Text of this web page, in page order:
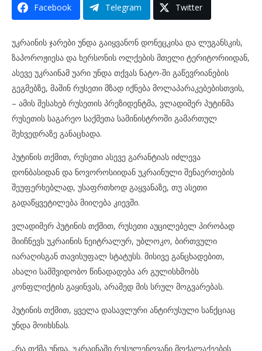
Facebook Telegram Twitter
უკრაინის ჯარები უნდა გაიყვანონ დონეცკისა და ლუგანსკის,
ზაპოროჟიესა და ხერსონის ოლქების მთელი ტერიტორიიდან,
ასევე უკრაინამ უარი უნდა თქვას ნატო-ში გაწევრიანების
გეგმებზე, მაშინ რუსეთი მზად იქნება მოლაპარაკებებისთვის,
– ამის შესახებ რუსეთის პრეზიდენტმა, ვლადიმერ პუტინმა
რუსეთის საგარეო საქმეთა სამინისტროში გამართულ
შეხვედრაზე განაცხადა.
პუტინის თქმით, რუსეთი ასევე გარანტიას იძლევა
დონბასიდან და ნოვოროსიიდან უკრაინული შენაერთების
შეუფერხებლად, უსაფრთხოდ გაყვანაზე, თუ ასეთი
გადაწყვეტილება მიიღება კიევში.
ვლადიმერ პუტინის თქმით, რუსეთი აუცილებელ პირობად
მიიჩნევს უკრაინის ნეიტრალურ, უბლოკო, ბირთვული
იარაღისგან თავისუფალ სტატუსს. მისივე განცხადებით,
ახალი სამშვიდობო წინადადება არ გულისხმობს
კონფლიქტის გაყინვას, არამედ მის სრულ მოგვარებას.
პუტინის თქმით, ყველა დასავლური ანტირუსული სანქციაც
უნდა მოიხსნას.
„რა თქმა უნდა, უკრაინაში რუსულენოვანი მოქალაქეების